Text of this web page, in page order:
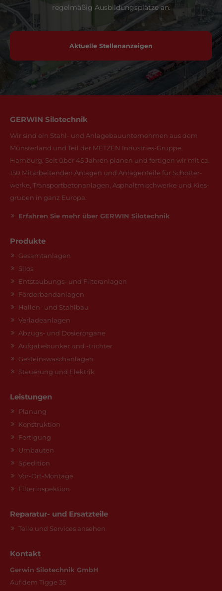
regelmäßig Ausbildungsplätze an.
Aktuelle Stellenanzeigen
GERWIN Silotechnik
Wir sind ein Stahl- und Anlagebau­unternehmen aus dem
Münsterland und Teil der METZEN Industries-Gruppe,
Hamburg. Seit über 45 Jahren planen und fertigen wir mit ca.
150 Mitarbeitenden Anlagen und Anlagenteile für Schotter­
werke, Transport­beton­anlagen, Asphalt­mischwerke und Kies­
gruben in ganz Europa.
Erfahren Sie mehr über GERWIN Silotechnik
Produkte
Gesamtanlagen
Silos
Entstaubungs- und Filteranlagen
Förderbandanlagen
Hallen- und Stahlbau
Verladeanlagen
Abzugs- und Dosierorgane
Aufgabebunker und -trichter
Gesteinswaschanlagen
Steuerung und Elektrik
Leistungen
Planung
Konstruktion
Fertigung
Umbauten
Spedition
Vor-Ort-Montage
Filterinspektion
Reparatur- und Ersatzteile
Teile und Services ansehen
Kontakt
Gerwin Silotechnik GmbH
Auf dem Tigge 35